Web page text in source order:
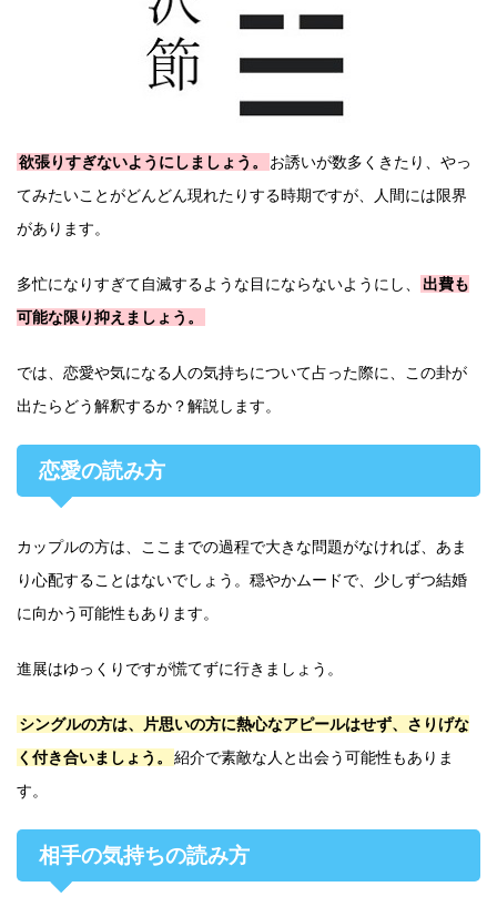
欲張りすぎないようにしましょう。
お誘いが数多くきたり、やっ
てみたいことがどんどん現れたりする時期ですが、人間には限界
があります。
多忙になりすぎて自滅するような目にならないようにし、
出費も
可能な限り抑えましょう。
では、恋愛や気になる人の気持ちについて占った際に、この卦が
出たらどう解釈するか？解説します。
恋愛の読み方
カップルの方は、ここまでの過程で大きな問題がなければ、あま
り心配することはないでしょう。穏やかムードで、少しずつ結婚
に向かう可能性もあります。
進展はゆっくりですが慌てずに行きましょう。
シングルの方は、片思いの方に熱心なアピールはせず、さりげな
く付き合いましょう。
紹介で素敵な人と出会う可能性もありま
す。
相手の気持ちの読み方